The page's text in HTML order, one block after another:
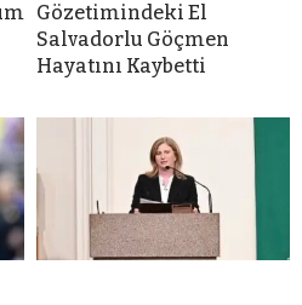
Gözetimindeki El
Salvadorlu Göçmen
Hayatını Kaybetti